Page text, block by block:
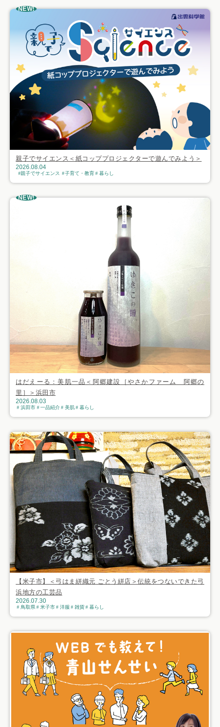
NEW!
親子でサイエンス＜紙コッププロジェクターで遊んでみよう＞
2026.08.04
親子でサイエンス 子育て・教育 暮らし
NEW!
はだえーる：美肌一品＜阿郷建設［やさかファーム 阿郷の
里］＞浜田市
2026.08.03
浜田市 一品紹介 美肌 暮らし
【米子市】＜弓はま絣織元 ごとう絣店＞伝統をつないできた弓
浜地方の工芸品
2026.07.30
鳥取県 米子市 洋服 雑貨 暮らし